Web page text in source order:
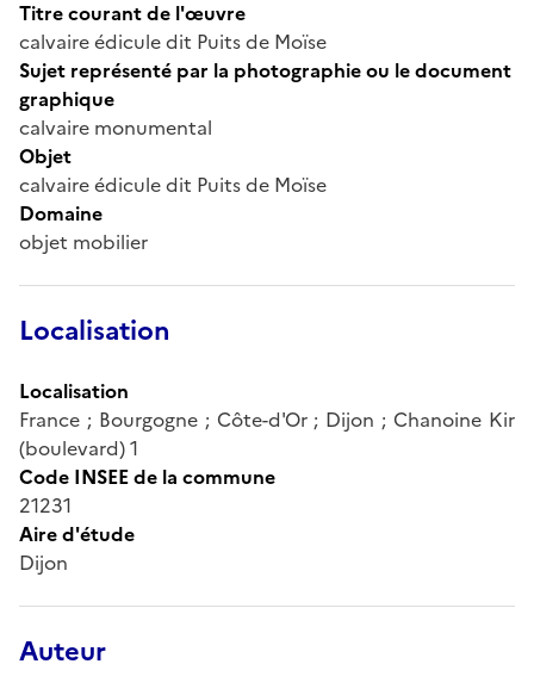
Titre courant de l'œuvre
calvaire édicule dit Puits de Moïse
Sujet représenté par la photographie ou le document
graphique
calvaire monumental
Objet
calvaire édicule dit Puits de Moïse
Domaine
objet mobilier
Localisation
Localisation
France ; Bourgogne ; Côte-d'Or ; Dijon ; Chanoine Kir
(boulevard) 1
Code INSEE de la commune
21231
Aire d'étude
Dijon
Auteur